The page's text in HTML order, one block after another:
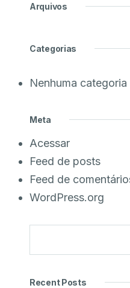
Arquivos
Categorias
Nenhuma categoria
Meta
Acessar
Feed de posts
Feed de
WordPress.org
Recent Posts